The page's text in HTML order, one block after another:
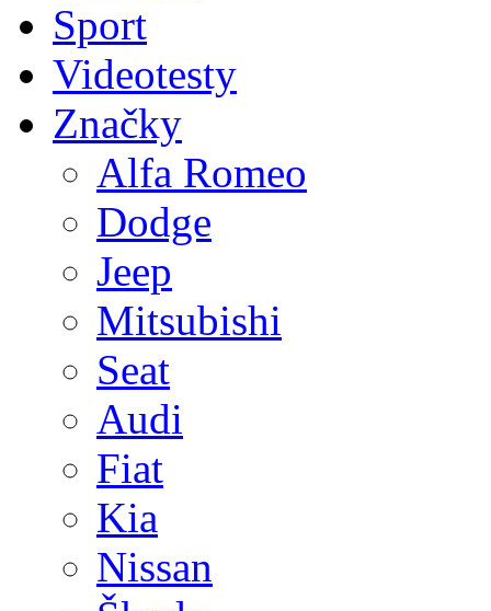
Sport
Videotesty
Značky
Alfa Romeo
Dodge
Jeep
Mitsubishi
Seat
Audi
Fiat
Kia
Nissan